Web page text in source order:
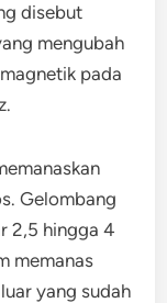
disebut
mengubah
pada
Gelombang
2,5 hingga 4
memanas
yang sudah